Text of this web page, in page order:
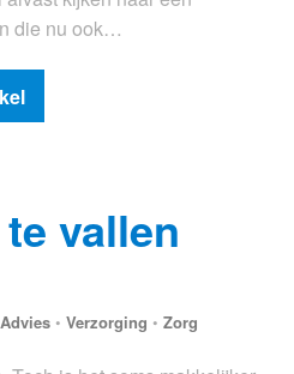
die nu ook…
vallen
•Verzorging •Zorg